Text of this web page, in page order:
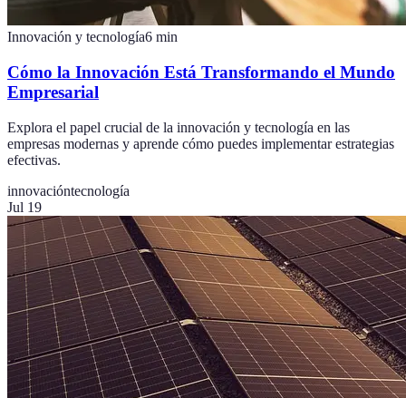
Innovación y tecnología6 min
Cómo la Innovación Está Transformando el Mundo
Empresarial
Explora el papel crucial de la innovación y tecnología en las
empresas modernas y aprende cómo puedes implementar estrategias
efectivas.
innovacióntecnología
Jul 19